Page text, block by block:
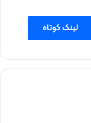
لینک کوتاه